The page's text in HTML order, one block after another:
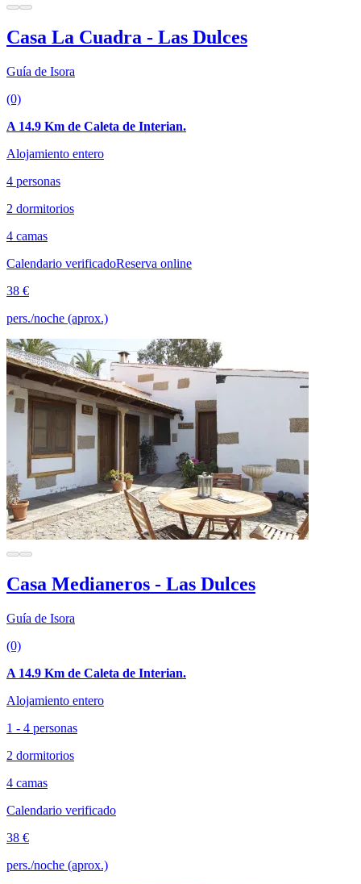
Casa La Cuadra - Las Dulces
Guía de Isora
(0)
A 14.9 Km de Caleta de Interian.
Alojamiento entero
4 personas
2 dormitorios
4 camas
Calendario verificadoReserva online
38 €
pers./noche (aprox.)
Casa Medianeros - Las Dulces
Guía de Isora
(0)
A 14.9 Km de Caleta de Interian.
Alojamiento entero
1 - 4 personas
2 dormitorios
4 camas
Calendario verificado
38 €
pers./noche (aprox.)